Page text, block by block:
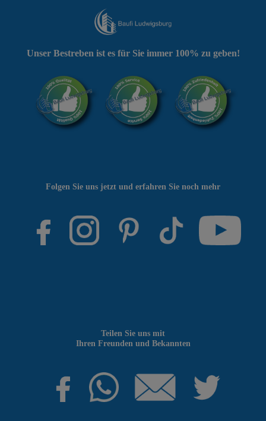
Teilen Sie uns mit
Ihren Freunden und Bekannten
Folgen Sie uns jetzt und erfahren Sie noch mehr
Unser Bestreben ist es für Sie immer 100% zu geben!